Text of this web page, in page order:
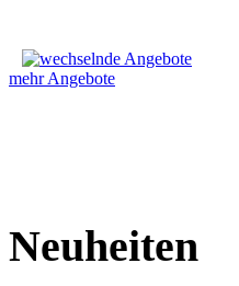
mehr Angebote
Neuheiten